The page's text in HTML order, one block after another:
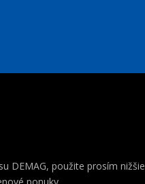
DEMAG, použite prosím nižšie